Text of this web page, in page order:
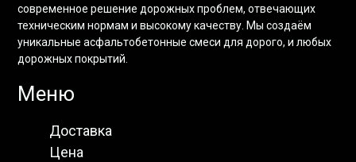
современное решение дорожных проблем, отвечающих
техническим нормам и высокому качеству. Мы создаём
уникальные асфальтобетонные смеси для дорого, и любых
дорожных покрытий.
Меню
Доставка
Цена